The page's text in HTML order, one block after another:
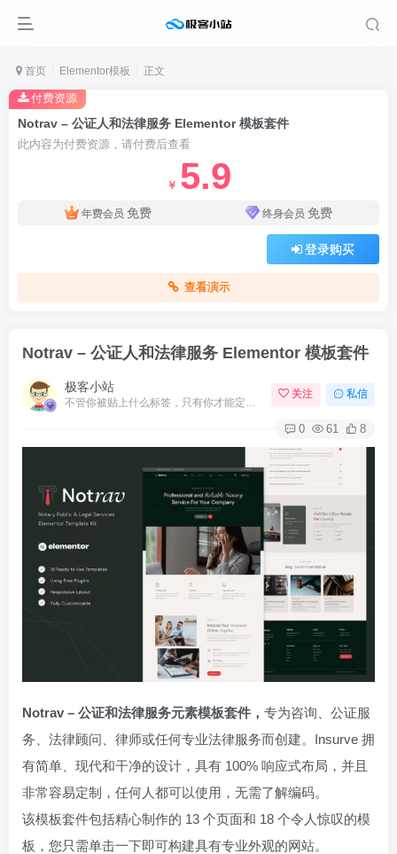
首页 Elementor模板 正文
Notrav – 公证人和法律服务 Elementor 模板套件
此内容为付费资源，请付费后查看
￥ 5.9
年费会员 免费 终身会员 免费
登录购买
查看演示
付费资源
Notrav – 公证人和法律服务 Elementor 模板套件
极客小站
不管你被贴上什么标签，只有你才能定义你自己
关注 私信
0 61 8
Notrav – 公证和法律服务元素模板套件， 专为咨询、公证服
务、法律顾问、律师或任何专业法律服务而创建。Insurve 拥
有简单、现代和干净的设计，具有 100% 响应式布局，并且
非常容易定制，任何人都可以使用，无需了解编码。
该模板套件包括精心制作的 13 个页面和 18 个令人惊叹的模
板，您只需单击一下即可构建具有专业外观的网站。